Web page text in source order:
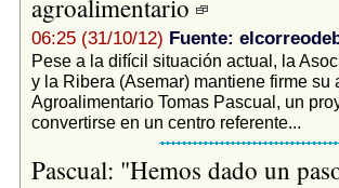
agroalimentario
06:25 (31/10/12) Fuente:
Pese a la difícil situación actual, la
y la Ribera (Asemar) mantiene firme
Agroalimentario Tomas Pascual, un
convertirse en un centro referente...
Pascual: "Hemos dado un